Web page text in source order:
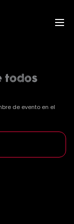
todos
de evento en el